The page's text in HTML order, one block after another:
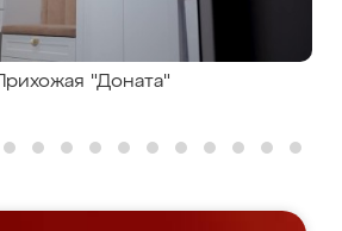
Прихожая "Доната"